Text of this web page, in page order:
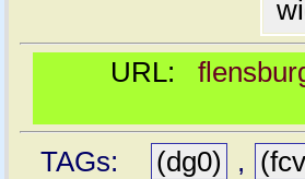
URL:
TAGs: (dg0) ,